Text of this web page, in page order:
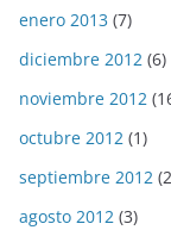
enero 2013 (7)
diciembre 2012 (6)
noviembre 2012
octubre 2012 (1)
septiembre 2012
agosto 2012 (3)